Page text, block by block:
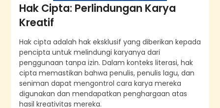
Hak Cipta: Perlindungan Karya
Kreatif
Hak cipta adalah hak eksklusif yang diberikan kepada
pencipta untuk melindungi karyanya dari
penggunaan tanpa izin. Dalam konteks literasi, hak
cipta memastikan bahwa penulis, penulis lagu, dan
seniman dapat mengontrol cara karya mereka
digunakan dan mendapatkan penghargaan atas
hasil kreativitas mereka.